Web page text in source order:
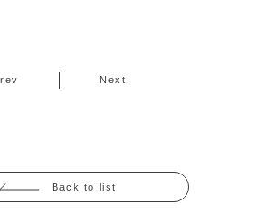
Next
Back to list